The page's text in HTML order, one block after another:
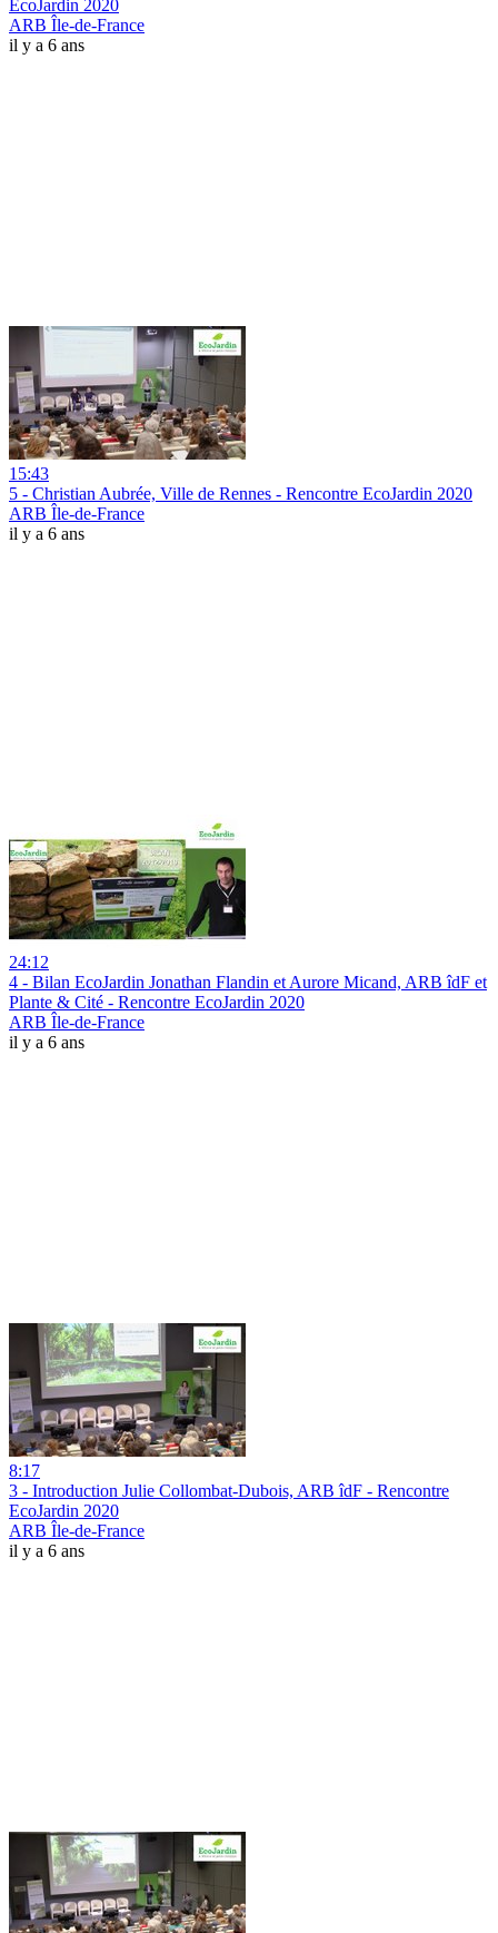
EcoJardin 2020
ARB Île-de-France
il y a 6 ans
15:43
5 - Christian Aubrée, Ville de Rennes - Rencontre EcoJardin 2020
ARB Île-de-France
il y a 6 ans
24:12
4 - Bilan EcoJardin Jonathan Flandin et Aurore Micand, ARB îdF et
Plante & Cité - Rencontre EcoJardin 2020
ARB Île-de-France
il y a 6 ans
8:17
3 - Introduction Julie Collombat-Dubois, ARB îdF - Rencontre
EcoJardin 2020
ARB Île-de-France
il y a 6 ans